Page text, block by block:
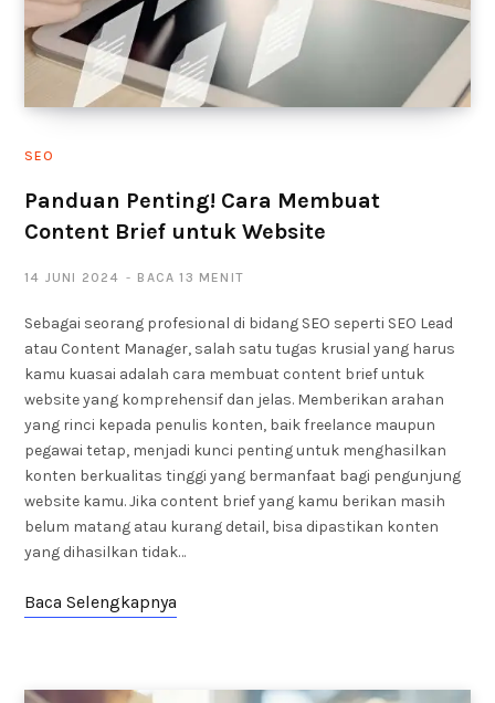
SEO
Panduan Penting! Cara Membuat
Content Brief untuk Website
14 JUNI 2024 BACA 13 MENIT
Sebagai seorang profesional di bidang SEO seperti SEO Lead
atau Content Manager, salah satu tugas krusial yang harus
kamu kuasai adalah cara membuat content brief untuk
website yang komprehensif dan jelas. Memberikan arahan
yang rinci kepada penulis konten, baik freelance maupun
pegawai tetap, menjadi kunci penting untuk menghasilkan
konten berkualitas tinggi yang bermanfaat bagi pengunjung
website kamu. Jika content brief yang kamu berikan masih
belum matang atau kurang detail, bisa dipastikan konten
yang dihasilkan tidak…
Baca Selengkapnya